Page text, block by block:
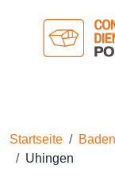
Startseite
Uhingen